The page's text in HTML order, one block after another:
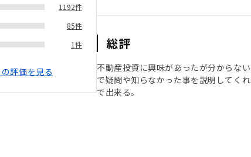
1192件
85件
1件
評価を見る
総評
不動産投資に興味があったが分からな
で疑問や知らなかった事を説明してく
で出来る。